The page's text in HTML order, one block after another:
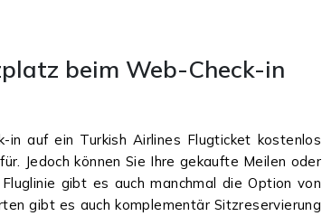
beim Web-Check-in
in auf ein Turkish Airlines Flugticket kostenlos
Jedoch können Sie Ihre gekaufte Meilen oder
gibt es auch manchmal die Option von
gibt es auch komplementär Sitzreservierung